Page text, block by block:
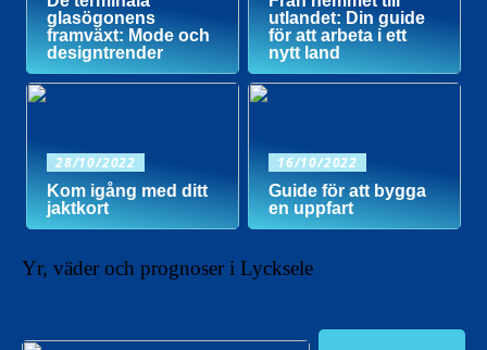
glasögonens
framväxt: Mode och
designtrender
utlandet: Din guide
för att arbeta i ett
nytt land
28/10/2022
Kom igång med ditt
jaktkort
16/10/2022
Guide för att bygga
en uppfart
Yr, väder och prognoser i Lycksele